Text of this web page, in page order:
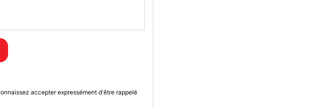
accepter expressément d'être rappelé